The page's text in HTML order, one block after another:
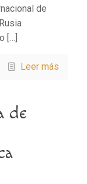
de
[…]
Leer más
de